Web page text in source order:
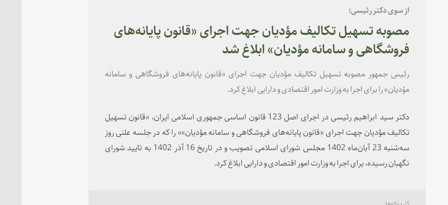
از سوی دکتر رئیسی؛
مصوبه تسهیل تکالیف مؤدیان جهت اجرای «قانون پایانه‌های
فروشگاهی و سامانه مؤدیان» ابلاغ شد
رئیس جمهور مصوبه تسهیل تکالیف مؤدیان جهت اجرای «قانون پایانه‌های فروشگاهی و سامانه
مؤدیان» را برای اجرا به وزارت امور اقتصادی و دارایی ابلاغ کرد.
دکتر سید ابراهیم رئیسی در اجرای اصل 123 قانون اساسی جمهوری اسلامی ایران، «قانون تسهیل
تکالیف مؤدیان جهت اجرای «قانون پایانه‌های فروشگاهی و سامانه مؤدیان»» را که در جلسه علنی روز
سه‌شنبه 23 آبان‌ماه 1402 مجلس شورای اسلامی تصویب و در تاریخ 16 آذر 1402 به تایید شورای
نگهبان رسیده، برای اجرا به وزارت امور اقتصادی و دارایی ابلاغ کرد.